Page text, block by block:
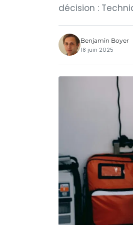
décision :
Benjamin Boyer
18 juin 2025